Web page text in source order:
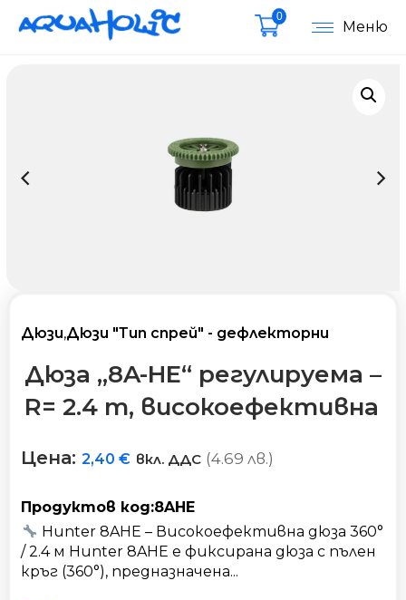
Меню
0
Дюзи,Дюзи "Тип спрей" - дефлекторни
Дюза „8A-HE“ регулируема –
R= 2.4 m, високоефективна
Цена:2,40€ вкл. ДДС (4.69 лв.)
Продуктов код:8AHE
Hunter 8AHE – Високоефективна дюза 360°
/ 2.4 м Hunter 8AHE е фиксирана дюза с пълен
кръг (360°), предназначена...